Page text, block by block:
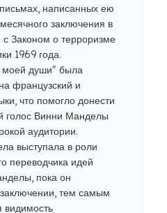
написанных ею
заключения в
с Законом о терроризме
1969 года.
моей души" была
французский и
что помогло донести
голос Винни Манделы
аудитории.
выступала в роли
переводчика идей
пока он
тем самым
видимость